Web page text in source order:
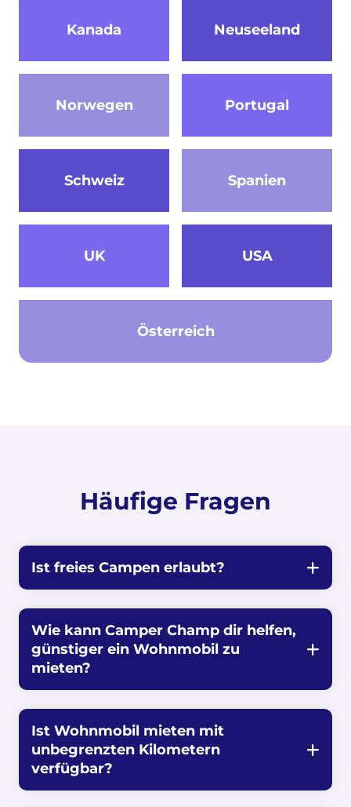
Kanada Neuseeland
Norwegen Portugal
Schweiz Spanien
UK USA
Österreich
Häufige Fragen
Ist freies Campen erlaubt?
Wie kann Camper Champ dir helfen,
günstiger ein Wohnmobil zu
mieten?
Ist Wohnmobil mieten mit
unbegrenzten Kilometern
verfügbar?